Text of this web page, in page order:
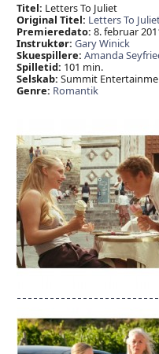
Titel: Letters To Juliet
Original Titel: Letters To
Premieredato: 8. februar
Instruktør: Gary Winick
Skuespillere: Amanda
Spilletid: 101 min.
Selskab: Summit
Genre: Romantik